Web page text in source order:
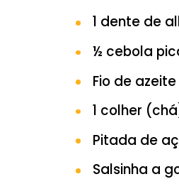
½
Salsinha
Pimenta
Sal a
Molho: